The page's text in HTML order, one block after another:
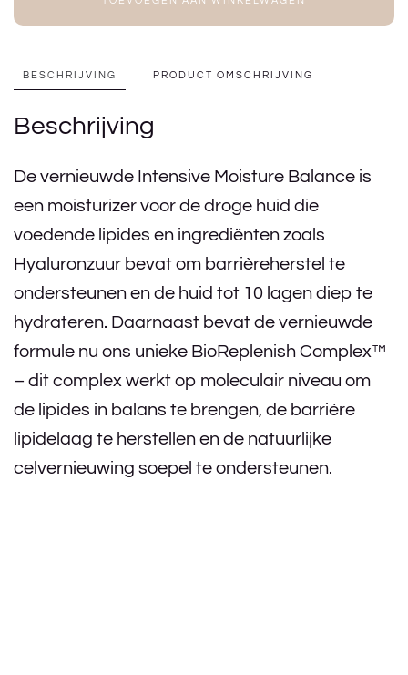
BESCHRIJVING PRODUCT OMSCHRIJVING
Beschrijving
De vernieuwde Intensive Moisture Balance is
een moisturizer voor de droge huid die
voedende lipides en ingrediënten zoals
Hyaluronzuur bevat om barrièreherstel te
ondersteunen en de huid tot 10 lagen diep te
hydrateren. Daarnaast bevat de vernieuwde
formule nu ons unieke BioReplenish Complex™
– dit complex werkt op moleculair niveau om
de lipides in balans te brengen, de barrière
lipidelaag te herstellen en de natuurlijke
celvernieuwing soepel te ondersteunen.